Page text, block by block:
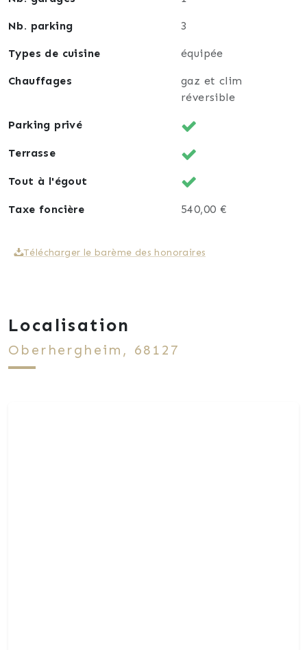
Nb. parking 3
Types de cuisine équipée
Chauffages
gaz et clim
réversible
Parking privé
Terrasse
Tout à l'égout
Taxe foncière 540,00 €
Télécharger le barème des honoraires
Localisation
Oberhergheim, 68127